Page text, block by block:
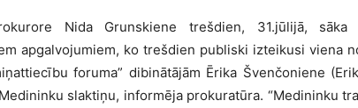
Nida Grunskiene trešdien, 31.jūlijā,
apgalvojumiem, ko trešdien publiski izteikusi viena
foruma” dibinātājām Ērika Švenčoniene
slaktiņu, informēja prokuratūra. “Medininku